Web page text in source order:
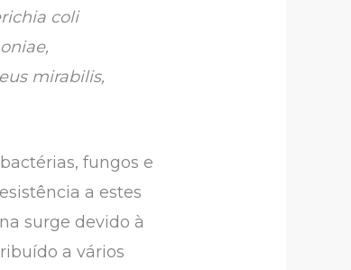
coli
mirabilis,
fungos e
a estes
surge devido à
a vários